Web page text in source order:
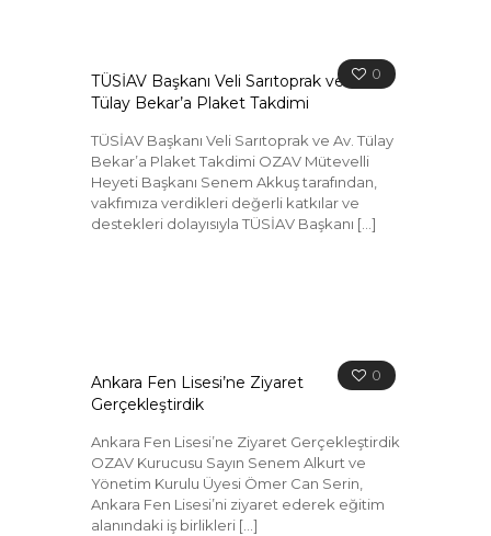
0
TÜSİAV Başkanı Veli Sarıtoprak ve Av.
Tülay Bekar’a Plaket Takdimi
TÜSİAV Başkanı Veli Sarıtoprak ve Av. Tülay
Bekar’a Plaket Takdimi OZAV Mütevelli
Heyeti Başkanı Senem Akkuş tarafından,
vakfımıza verdikleri değerli katkılar ve
destekleri dolayısıyla TÜSİAV Başkanı […]
0
Ankara Fen Lisesi’ne Ziyaret
Gerçekleştirdik
Ankara Fen Lisesi’ne Ziyaret Gerçekleştirdik
OZAV Kurucusu Sayın Senem Alkurt ve
Yönetim Kurulu Üyesi Ömer Can Serin,
Ankara Fen Lisesi’ni ziyaret ederek eğitim
alanındaki iş birlikleri […]